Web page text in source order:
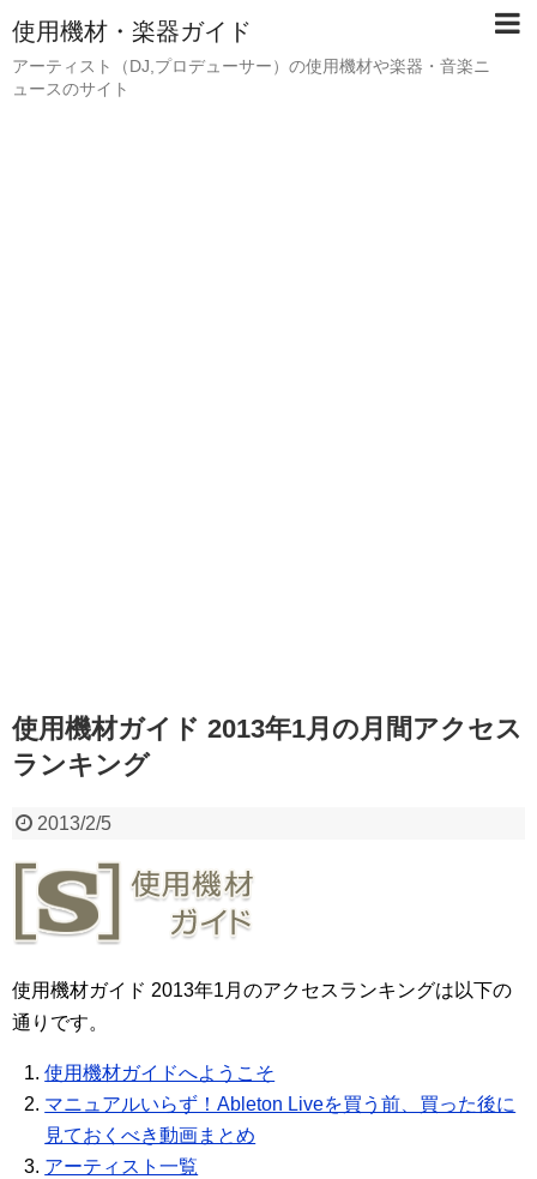
使用機材・楽器ガイド
アーティスト（DJ,プロデューサー）の使用機材や楽器・音楽ニ
ュースのサイト
使用機材ガイド 2013年1月の月間アクセス
ランキング
2013/2/5
使用機材ガイド 2013年1月のアクセスランキングは以下の
通りです。
使用機材ガイドへようこそ
マニュアルいらず！Ableton Liveを買う前、買った後に
見ておくべき動画まとめ
アーティスト一覧